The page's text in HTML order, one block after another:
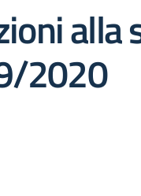
alla
2020